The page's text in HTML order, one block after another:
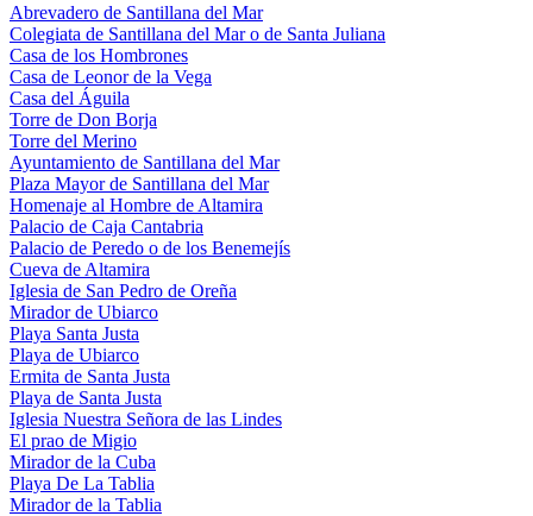
Abrevadero de Santillana del Mar
Colegiata de Santillana del Mar o de Santa Juliana
Casa de los Hombrones
Casa de Leonor de la Vega
Casa del Águila
Torre de Don Borja
Torre del Merino
Ayuntamiento de Santillana del Mar
Plaza Mayor de Santillana del Mar
Homenaje al Hombre de Altamira
Palacio de Caja Cantabria
Palacio de Peredo o de los Benemejís
Cueva de Altamira
Iglesia de San Pedro de Oreña
Mirador de Ubiarco
Playa Santa Justa
Playa de Ubiarco
Ermita de Santa Justa
Playa de Santa Justa
Iglesia Nuestra Señora de las Lindes
El prao de Migio
Mirador de la Cuba
Playa De La Tablia
Mirador de la Tablia